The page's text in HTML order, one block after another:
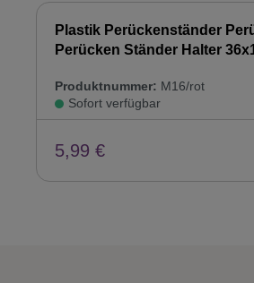
Plastik Perückenständer
Perücken Ständer Halter
Produktnummer: M16/rot
Sofort verfügbar
5,99 €